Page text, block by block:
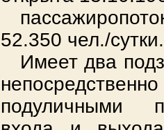
52.350 чел./сутки.
Имеет два
подуличными